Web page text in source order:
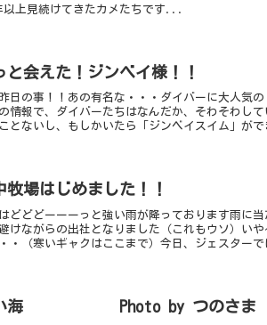
以上見続けてきたカメたちです...
と会えた！ジンベイ様！！
日の事！！あの有名な・・・ダイバーに大人気
情報で、ダイバーたちはなんだか、そわそわし
とないし、もしかいたら「ジンベイスイム」が
牧場はじめました！！
どどどーーーっと強い雨が降っております雨に
けながらの出社となりました（これもウソ）い
・（寒いギャクはここまで）今日、ジェスター
海 Photo by つのさま